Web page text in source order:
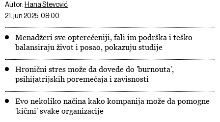
Autor: Hana Stevović
21. jun 2025, 08:00
Menadžeri sve opterećeniji, fali im podrška i teško
balansiraju život i posao, pokazuju studije
Hronični stres može da dovede do 'burnouta',
psihijatrijskih poremećaja i zavisnosti
Evo nekoliko načina kako kompanija može da pomogne
'kičmi' svake organizacije